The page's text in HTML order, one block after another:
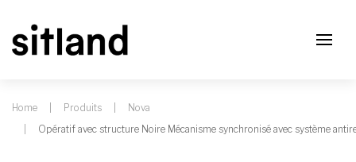
Home Produits
Nova
Opératif avec structure Noire Mécanisme synchronisé avec système